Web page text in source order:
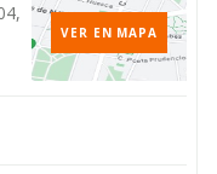
VER EN MAPA